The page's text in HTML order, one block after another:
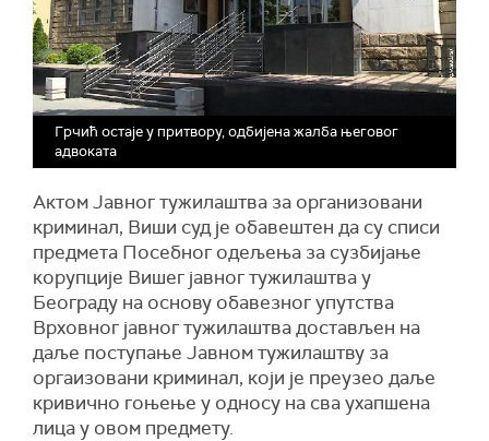
Грчић остаје у притвору, одбијена жалба његовог
адвоката
Актом Јавног тужилаштва за организовани
криминал, Виши суд је обавештен да су списи
предмета Посебног одељења за сузбијање
корупције Вишег јавног тужилаштва у
Београду на основу обавезног упутства
Врховног јавног тужилаштва достављен на
даље поступање Јавном тужилаштву за
оргаизовани криминал, који је преузео даље
кривично гоњење у односу на сва ухапшена
лица у овом предмету.